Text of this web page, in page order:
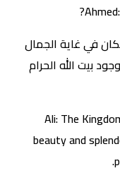
في غاية الجمال
بيت الله الحرام
Ali: The
beauty and